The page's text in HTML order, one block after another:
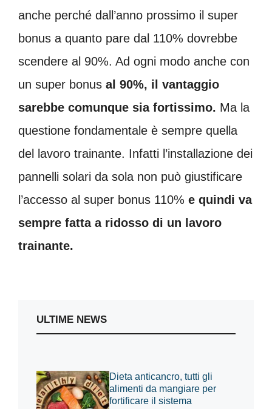
anche perché dall’anno prossimo il super
bonus a quanto pare dal 110% dovrebbe
scendere al 90%. Ad ogni modo anche con
un super bonus al 90%, il vantaggio
sarebbe comunque sia fortissimo. Ma la
questione fondamentale è sempre quella
del lavoro trainante. Infatti l’installazione dei
pannelli solari da sola non può giustificare
l’accesso al super bonus 110% e quindi va
sempre fatta a ridosso di un lavoro
trainante.
ULTIME NEWS
Dieta anticancro, tutti gli
alimenti da mangiare per
fortificare il sistema